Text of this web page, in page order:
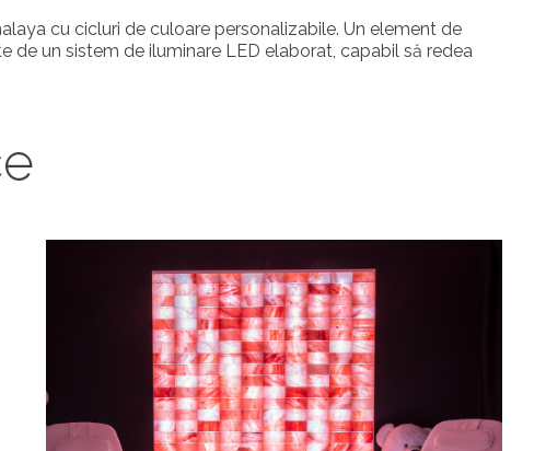
cu cicluri de culoare personalizabile. Un element de
de un sistem de iluminare LED elaborat, capabil să redea